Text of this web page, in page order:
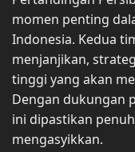
momen penting
Indonesia. Kedua
menjanjikan,
tinggi yang akan
Dengan dukungan
ini dipastikan
mengasyikkan.